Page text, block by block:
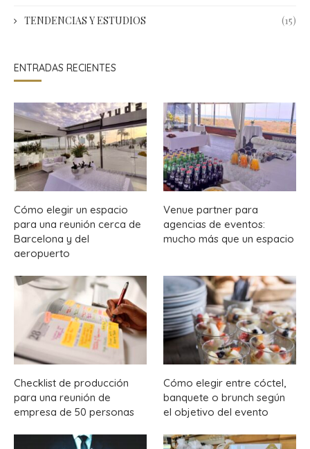
TENDENCIAS Y ESTUDIOS (15)
ENTRADAS RECIENTES
Cómo elegir un espacio
para una reunión cerca de
Barcelona y del
aeropuerto
Venue partner para
agencias de eventos:
mucho más que un espacio
Checklist de producción
para una reunión de
empresa de 50 personas
Cómo elegir entre cóctel,
banquete o brunch según
el objetivo del evento